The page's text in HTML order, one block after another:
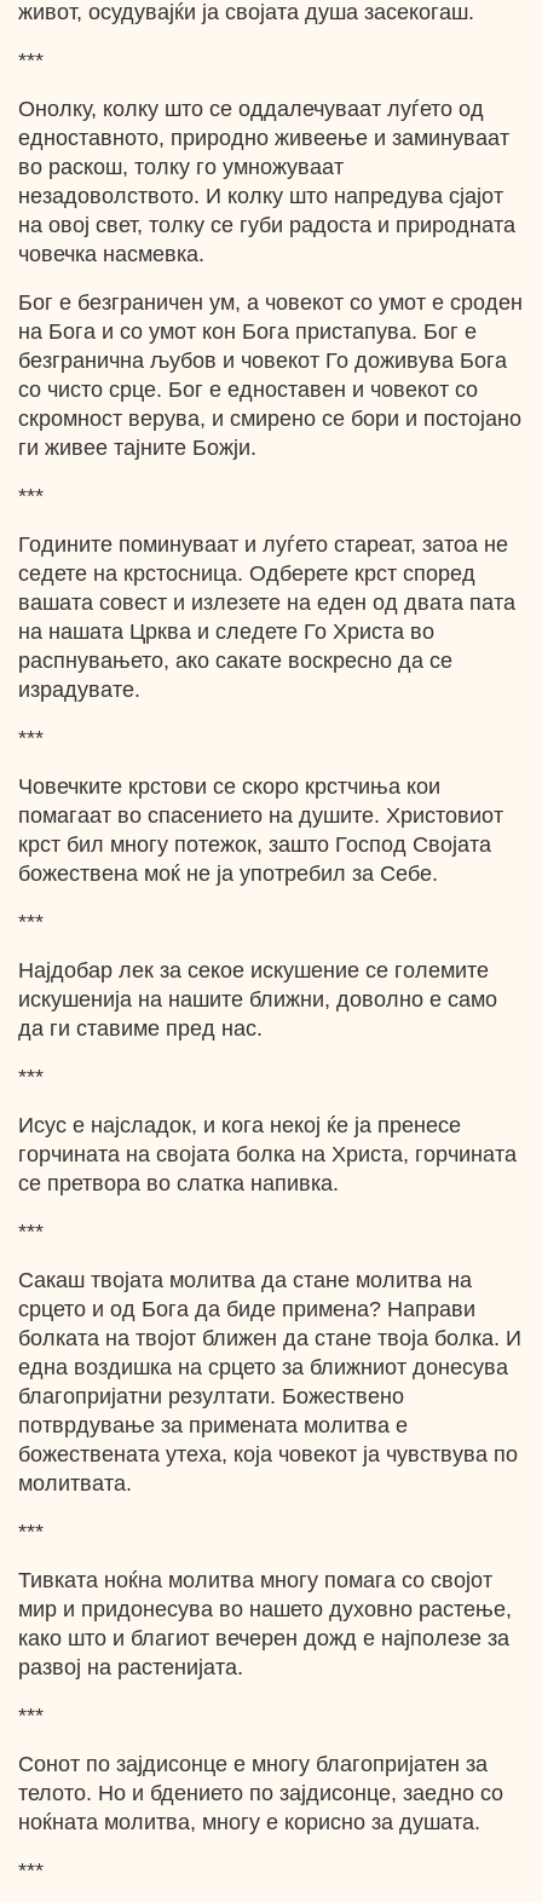
живот, осудувајќи ја својата душа засекогаш.
***
Онолку, колку што се оддалечуваат луѓето од
едноставното, природно живеење и заминуваат
во раскош, толку го умножуваат
незадоволството. И колку што напредува сјајот
на овој свет, толку се губи радоста и природната
човечка насмевка.
Бог е безграничен ум, а човекот со умот е сроден
на Бога и со умот кон Бога пристапува. Бог е
безгранична љубов и човекот Го доживува Бога
со чисто срце. Бог е едноставен и човекот со
скромност верува, и смирено се бори и постојано
ги живее тајните Божји.
***
Годините поминуваат и луѓето стареат, затоа не
седете на крстосница. Одберете крст според
вашата совест и излезете на еден од двата пата
на нашата Црква и следете Го Христа во
распнувањето, ако сакате воскресно да се
израдувате.
***
Човечките крстови се скоро крстчиња кои
помагаат во спасението на душите. Христовиот
крст бил многу потежок, зашто Господ Својата
божествена моќ не ја употребил за Себе.
***
Најдобар лек за секое искушение се големите
искушенија на нашите ближни, доволно е само
да ги ставиме пред нас.
***
Исус е најсладок, и кога некој ќе ја пренесе
горчината на својата болка на Христа, горчината
се претвора во слатка напивка.
***
Сакаш твојата молитва да стане молитва на
срцето и од Бога да биде примена? Направи
болката на твојот ближен да стане твоја болка. И
една воздишка на срцето за ближниот донесува
благопријатни резултати. Божествено
потврдување за примената молитва е
божествената утеха, која човекот ја чувствува по
молитвата.
***
Тивката ноќна молитва многу помага со својот
мир и придонесува во нашето духовно растење,
како што и благиот вечерен дожд е најполезе за
развој на растенијата.
***
Сонот по зајдисонце е многу благопријатен за
телото. Ho и бдението по зајдисонце, заедно со
ноќната молитва, многу е корисно за душата.
***